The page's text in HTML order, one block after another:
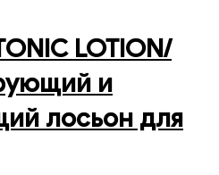
LOTION/
и
лосьон для